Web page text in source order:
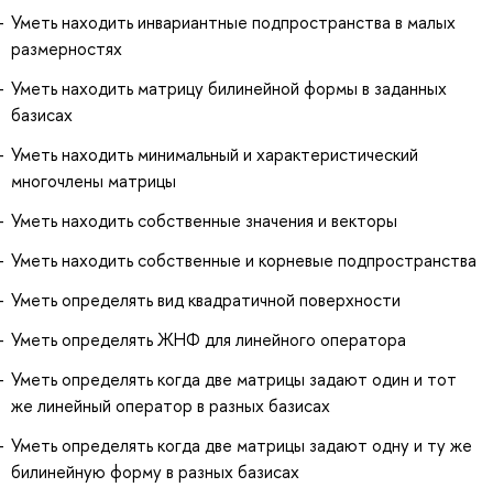
Уметь находить инвариантные подпространства в малых
размерностях
Уметь находить матрицу билинейной формы в заданных
базисах
Уметь находить минимальный и характеристический
многочлены матрицы
Уметь находить собственные значения и векторы
Уметь находить собственные и корневые подпространства
Уметь определять вид квадратичной поверхности
Уметь определять ЖНФ для линейного оператора
Уметь определять когда две матрицы задают один и тот
же линейный оператор в разных базисах
Уметь определять когда две матрицы задают одну и ту же
билинейную форму в разных базисах